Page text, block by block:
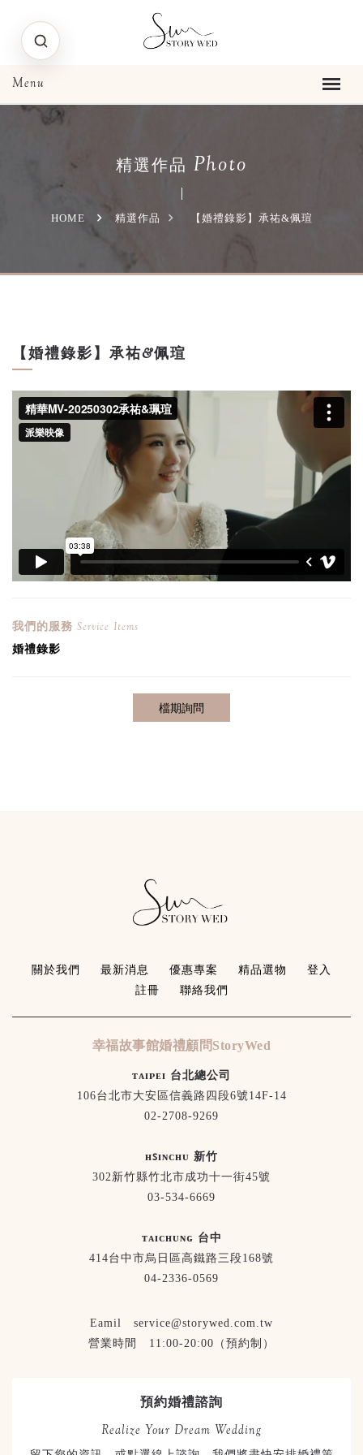
精選作品 Photo
HOME 精選作品 【婚禮錄影】承祐&佩瑄
【婚禮錄影】承祐&佩瑄
我們的服務 Service Items
婚禮錄影
關於我們 最新消息 優惠專案 精品選物
登入
註冊
聯絡我們
幸福故事館婚禮顧問StoryWed
ᴛᴀɪᴘᴇɪ 台北總公司
106台北市大安區信義路四段6號14F-14
02-2708-9269
ʜꜱɪɴᴄʜᴜ 新竹
302新竹縣竹北市成功十一街45號
03-534-6669
ᴛᴀɪᴄʜᴜɴɢ 台中
414台中市烏日區高鐵路三段168號
04-2336-0569
Eamil service@storywed.com.tw
營業時間 11:00-20:00（預約制）
預約婚禮諮詢
Realize Your Dream Wedding